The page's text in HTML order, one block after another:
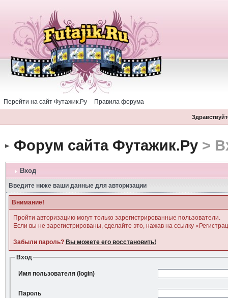
Перейти на сайт Футажик.Ру Правила форума
Форум сайта Футажик.Ру>
Вход
Введите ниже ваши данные для авторизации
Внимание!
Пройти авторизацию могут только зарегистрированные пользователи.
Если вы не зарегистрированы, сделайте это, нажав на ссылку
Забыли пароль? Вы можете его восстановить!
Вход
Имя пользователя (login)
Пароль